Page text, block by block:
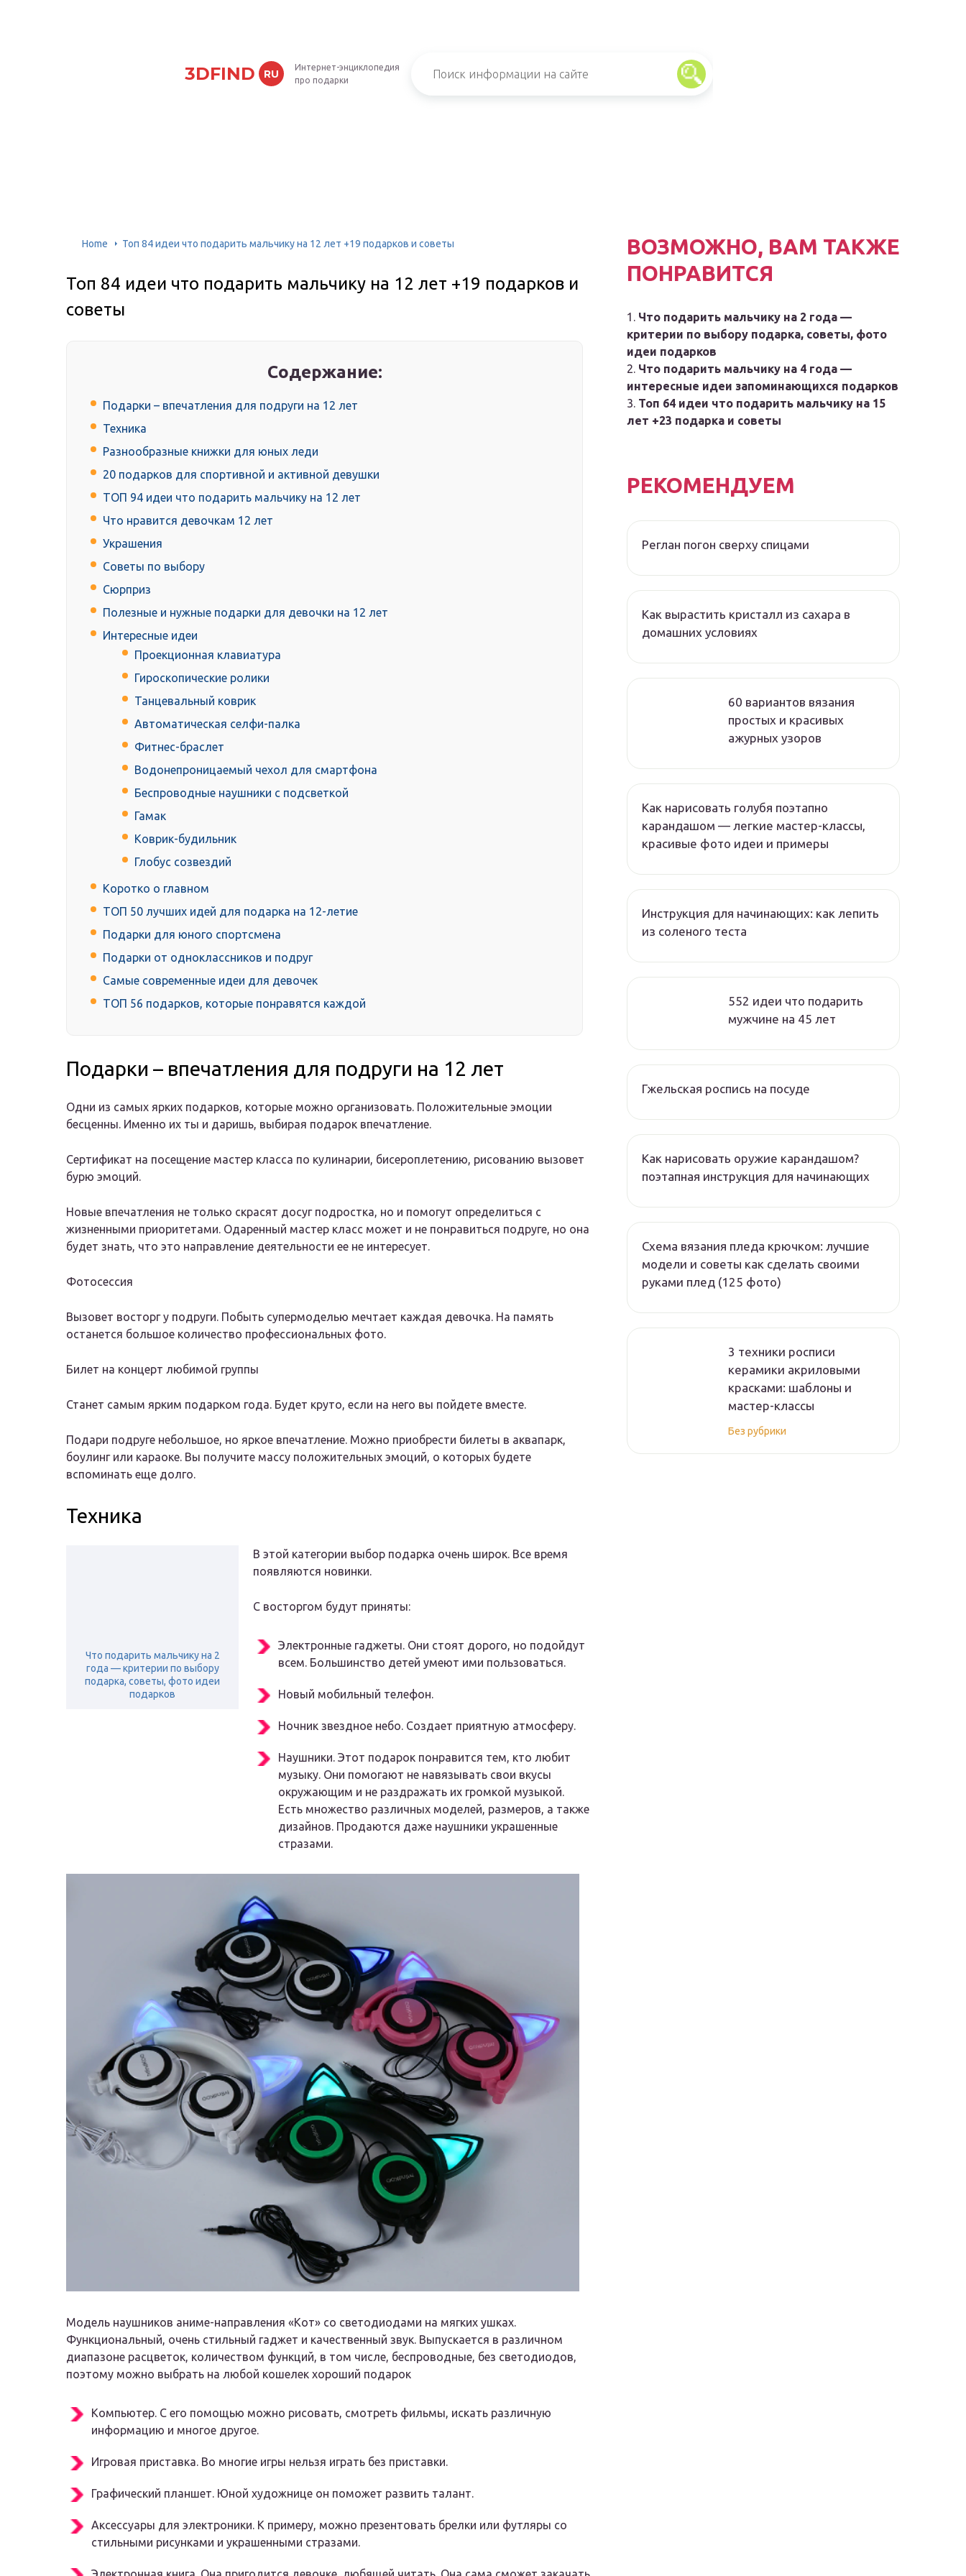
3DFIND RU
Интернет-энциклопедия
про подарки
Home Топ 84 идеи что подарить мальчику на 12 лет +19 подарков и советы
Топ 84 идеи что подарить мальчику на 12 лет +19 подарков и
советы
Содержание:
Подарки – впечатления для подруги на 12 лет
Техника
Разнообразные книжки для юных леди
20 подарков для спортивной и активной девушки
ТОП 94 идеи что подарить мальчику на 12 лет
Что нравится девочкам 12 лет
Украшения
Советы по выбору
Сюрприз
Полезные и нужные подарки для девочки на 12 лет
Интересные идеи
Проекционная клавиатура
Гироскопические ролики
Танцевальный коврик
Автоматическая селфи-палка
Фитнес-браслет
Водонепроницаемый чехол для смартфона
Беспроводные наушники с подсветкой
Гамак
Коврик-будильник
Глобус созвездий
Коротко о главном
ТОП 50 лучших идей для подарка на 12-летие
Подарки для юного спортсмена
Подарки от одноклассников и подруг
Самые современные идеи для девочек
ТОП 56 подарков, которые понравятся каждой
Подарки – впечатления для подруги на 12 лет
Одни из самых ярких подарков, которые можно организовать. Положительные эмоции
бесценны. Именно их ты и даришь, выбирая подарок впечатление.
Сертификат на посещение мастер класса по кулинарии, бисероплетению, рисованию вызовет
бурю эмоций.
Новые впечатления не только скрасят досуг подростка, но и помогут определиться с
жизненными приоритетами. Одаренный мастер класс может и не понравиться подруге, но она
будет знать, что это направление деятельности ее не интересует.
Фотосессия
Вызовет восторг у подруги. Побыть супермоделью мечтает каждая девочка. На память
останется большое количество профессиональных фото.
Билет на концерт любимой группы
Станет самым ярким подарком года. Будет круто, если на него вы пойдете вместе.
Подари подруге небольшое, но яркое впечатление. Можно приобрести билеты в аквапарк,
боулинг или караоке. Вы получите массу положительных эмоций, о которых будете
вспоминать еще долго.
Техника
Что подарить мальчику на 2
года — критерии по выбору
подарка, советы, фото идеи
подарков
В этой категории выбор подарка очень широк. Все время
появляются новинки.
С восторгом будут приняты:
Электронные гаджеты. Они стоят дорого, но подойдут
всем. Большинство детей умеют ими пользоваться.
Новый мобильный телефон.
Ночник звездное небо. Создает приятную атмосферу.
Наушники. Этот подарок понравится тем, кто любит
музыку. Они помогают не навязывать свои вкусы
окружающим и не раздражать их громкой музыкой.
Есть множество различных моделей, размеров, а также
дизайнов. Продаются даже наушники украшенные
стразами.
Модель наушников аниме-направления «Кот» со светодиодами на мягких ушках.
Функциональный, очень стильный гаджет и качественный звук. Выпускается в различном
диапазоне расцветок, количеством функций, в том числе, беспроводные, без светодиодов,
поэтому можно выбрать на любой кошелек хороший подарок
Компьютер. С его помощью можно рисовать, смотреть фильмы, искать различную
информацию и многое другое.
Игровая приставка. Во многие игры нельзя играть без приставки.
Графический планшет. Юной художнице он поможет развить талант.
Аксессуары для электроники. К примеру, можно презентовать брелки или футляры со
стильными рисунками и украшенными стразами.
ВОЗМОЖНО, ВАМ ТАКЖЕ
ПОНРАВИТСЯ
Что подарить мальчику на 2 года —
критерии по выбору подарка, советы, фото
идеи подарков
Что подарить мальчику на 4 года —
интересные идеи запоминающихся подарков
Топ 64 идеи что подарить мальчику на 15
лет +23 подарка и советы
РЕКОМЕНДУЕМ
Реглан погон сверху спицами
Как вырастить кристалл из сахара в
домашних условиях
60 вариантов вязания
простых и красивых
ажурных узоров
Как нарисовать голубя поэтапно
карандашом — легкие мастер-классы,
красивые фото идеи и примеры
Инструкция для начинающих: как лепить
из соленого теста
552 идеи что подарить
мужчине на 45 лет
Гжельская роспись на посуде
Как нарисовать оружие карандашом?
поэтапная инструкция для начинающих
Схема вязания пледа крючком: лучшие
модели и советы как сделать своими
руками плед (125 фото)
3 техники росписи
керамики акриловыми
красками: шаблоны и
мастер-классы
Без рубрики